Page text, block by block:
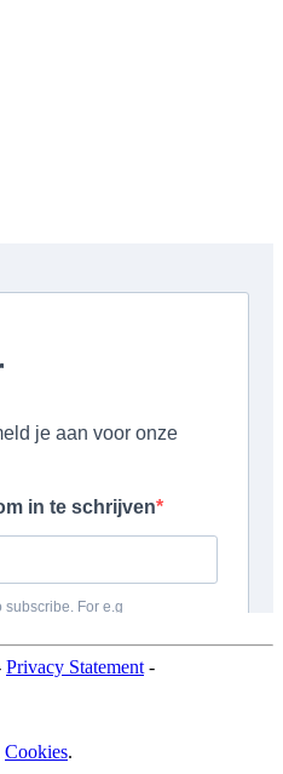
Privacy Statement -
Cookies.